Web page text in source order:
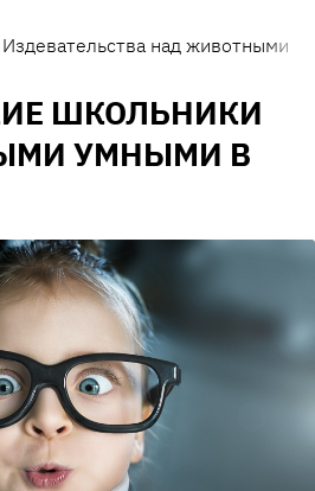
Издевательства над животными
ШКОЛЬНИКИ
УМНЫМИ В